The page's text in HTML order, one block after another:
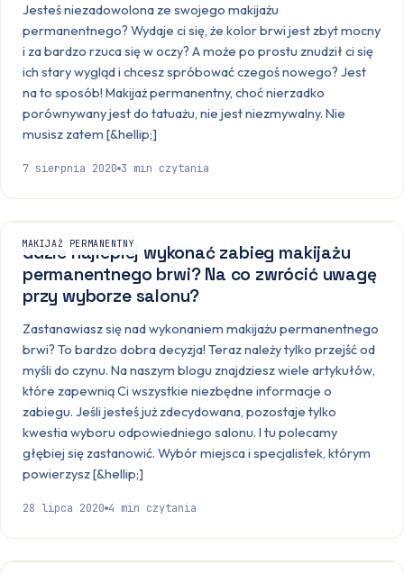
Jesteś niezadowolona ze swojego makijażu
permanentnego? Wydaje ci się, że kolor brwi jest zbyt mocny
i za bardzo rzuca się w oczy? A może po prostu znudził ci się
ich stary wygląd i chcesz spróbować czegoś nowego? Jest
na to sposób! Makijaż permanentny, choć nierzadko
porównywany jest do tatuażu, nie jest niezmywalny. Nie
musisz zatem [&hellip;]
7 sierpnia 2020 3 min czytania
MAKIJAŻ PERMANENTNY
Gdzie najlepiej wykonać zabieg makijażu
permanentnego brwi? Na co zwrócić uwagę
przy wyborze salonu?
Zastanawiasz się nad wykonaniem makijażu permanentnego
brwi? To bardzo dobra decyzja! Teraz należy tylko przejść od
myśli do czynu. Na naszym blogu znajdziesz wiele artykułów,
które zapewnią Ci wszystkie niezbędne informacje o
zabiegu. Jeśli jesteś już zdecydowana, pozostaje tylko
kwestia wyboru odpowiedniego salonu. I tu polecamy
głębiej się zastanowić. Wybór miejsca i specjalistek, którym
powierzysz [&hellip;]
28 lipca 2020 4 min czytania